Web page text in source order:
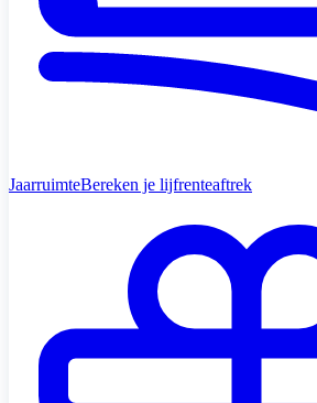
JaarruimteBereken je lijfrenteaftrek